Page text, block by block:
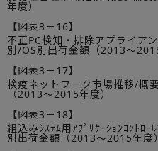
年度）
【図表3－16】
不正PC検知・排除アプライア
別/OS別出荷金額（2013～
【図表3－17】
検疫ネットワーク市場推移/概
（2013～2015年度）
【図表3－18】
組込みｼｽﾃﾑ用ｱﾌﾟﾘｹｰｼｮﾝｺﾝﾄﾛ
別出荷金額（2013～2015年度）